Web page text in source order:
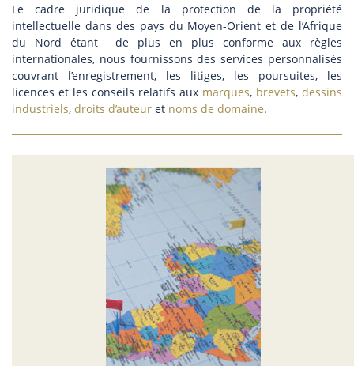
Le cadre juridique de la protection de la propriété
intellectuelle dans des pays du Moyen-Orient et de l’Afrique
du Nord étant de plus en plus conforme aux règles
internationales, nous fournissons des services personnalisés
couvrant l’enregistrement, les litiges, les poursuites, les
licences et les conseils relatifs aux marques, brevets, dessins
industriels, droits d’auteur et noms de domaine.